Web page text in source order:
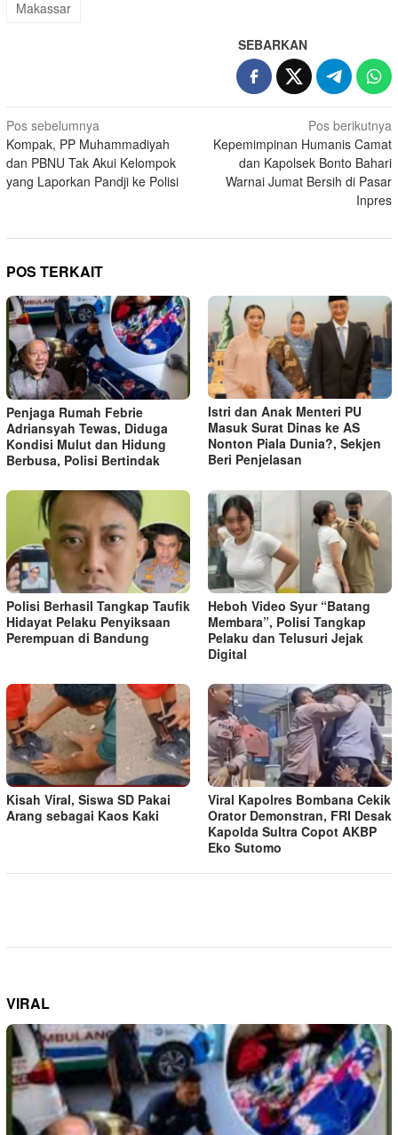
Makassar
SEBARKAN
Navigasi
pos
Pos sebelumnya
Kompak, PP Muhammadiyah
dan PBNU Tak Akui Kelompok
yang Laporkan Pandji ke Polisi
Pos berikutnya
Kepemimpinan Humanis Camat
dan Kapolsek Bonto Bahari
Warnai Jumat Bersih di Pasar
Inpres
POS TERKAIT
Penjaga Rumah Febrie
Adriansyah Tewas, Diduga
Kondisi Mulut dan Hidung
Berbusa, Polisi Bertindak
Istri dan Anak Menteri PU
Masuk Surat Dinas ke AS
Nonton Piala Dunia?, Sekjen
Beri Penjelasan
Polisi Berhasil Tangkap Taufik
Hidayat Pelaku Penyiksaan
Perempuan di Bandung
Heboh Video Syur “Batang
Membara”, Polisi Tangkap
Pelaku dan Telusuri Jejak
Digital
Kisah Viral, Siswa SD Pakai
Arang sebagai Kaos Kaki
Viral Kapolres Bombana Cekik
Orator Demonstran, FRI Desak
Kapolda Sultra Copot AKBP
Eko Sutomo
VIRAL